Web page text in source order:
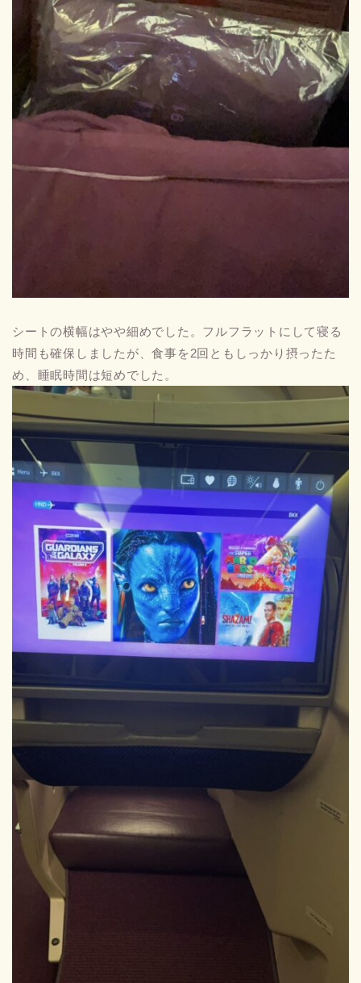
シートの横幅はやや細めでした。フルフラットにして寝る
時間も確保しましたが、食事を2回ともしっかり摂ったた
め、睡眠時間は短めでした。